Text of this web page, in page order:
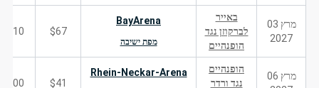
מרץ 03
2027
באייר
לברקוזן נגד
הופנהיים
BayArena
מפת ישיבה
$67
510
מרץ 06
הופנהיים
נגד ורדר
Rhein-Neckar-Arena
$41
200